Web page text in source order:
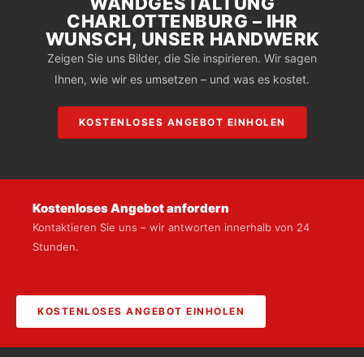
CHARLOTTENBURG – IHR
WUNSCH, UNSER HANDWERK
Zeigen Sie uns Bilder, die Sie inspirieren. Wir sagen
Ihnen, wie wir es umsetzen – und was es kostet.
KOSTENLOSES ANGEBOT EINHOLEN
Kostenloses Angebot anfordern
Kontaktieren Sie uns – wir antworten innerhalb von 24
Stunden.
KOSTENLOSES ANGEBOT EINHOLEN